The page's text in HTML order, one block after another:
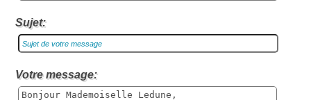
Sujet:
Votre message: